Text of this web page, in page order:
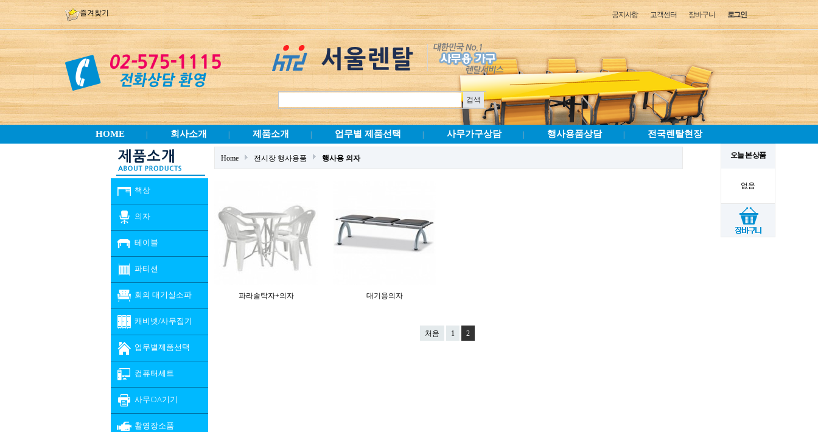
즐겨찾기 로그인
장바구니
고객센터
공지사항
HOME 회사소개 제품소개 업무별 제품선택 사무가구상담 행사용품상담 전국렌탈현장
오늘 본 상품
없음
책상
의자
테이블
파티션
회의 대기실소파
캐비넷/사무집기
업무별제품선택
컴퓨터세트
사무OA기기
촬영장소품
Home 전시장 행사용품 행사용 의자
파라솔탁자+의자 대기용의자
처음 1 2